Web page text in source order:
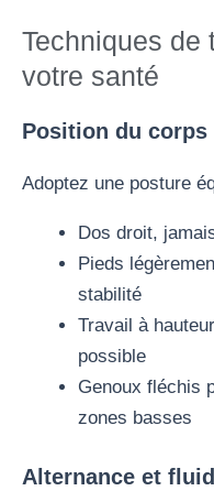
Techniques de
votre santé
Position du
Adoptez une posture
Dos droit,
Pieds
stabilité
Travail à
possible
Genoux fléchis
zones basses
Alternance et